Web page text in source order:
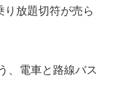
放題切符が売ら
、電車と路線バス